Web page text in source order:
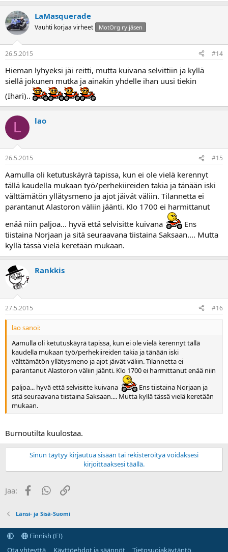
LaMasquerade
Vauhti korjaa virheet MotOrg ry jäsen
26.5.2015 #14
Hieman lyhyeksi jäi reitti, mutta kuivana selvittiin ja kyllä
siellä jokunen mutka ja ainakin yhdelle ihan uusi tiekin
(Ihari)..
L lao
26.5.2015 #15
Aamulla oli ketutuskäyrä tapissa, kun ei ole vielä kerennyt
tällä kaudella mukaan työ/perhekiireiden takia ja tänään iski
välttämätön yllätysmeno ja ajot jäivät väliin. Tilannetta ei
parantanut Alastoron väliin jäänti. Klo 1700 ei harmittanut
enää niin paljoa... hyvä että selvisitte kuivana
Ens
tiistaina Norjaan ja sitä seuraavana tiistaina Saksaan.... Mutta
kyllä tässä vielä keretään mukaan.
Rankkis
27.5.2015 #16
lao sanoi:
Aamulla oli ketutuskäyrä tapissa, kun ei ole vielä kerennyt tällä
kaudella mukaan työ/perhekiireiden takia ja tänään iski
välttämätön yllätysmeno ja ajot jäivät väliin. Tilannetta ei
parantanut Alastoron väliin jäänti. Klo 1700 ei harmittanut enää niin
paljoa... hyvä että selvisitte kuivana
Ens tiistaina Norjaan ja
sitä seuraavana tiistaina Saksaan.... Mutta kyllä tässä vielä keretään
mukaan.
Burnoutilta kuulostaa.
Sinun täytyy kirjautua sisään tai rekisteröityä voidaksesi
kirjoittaaksesi täällä.
Jaa: FacebookWhatsApp
Linkki
Länsi- ja Sisä-Suomi
Finnish (FI)
Ota yhteyttä
Käyttöehdot ja säännöt Tietosuojakäytäntö